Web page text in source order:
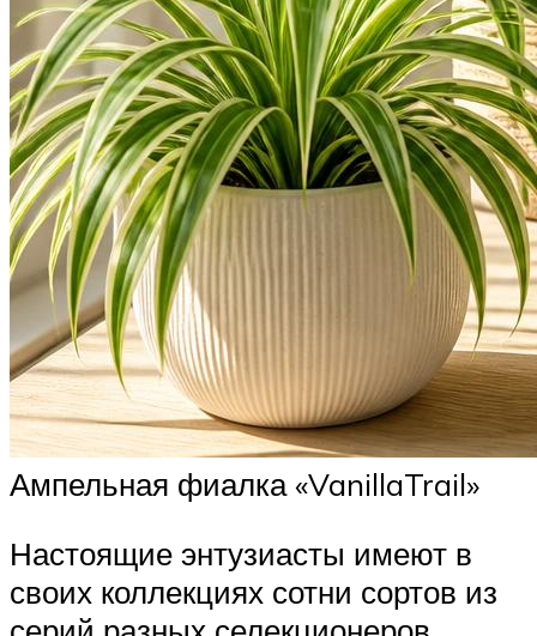
Ампельная фиалка «VanillaTrail»
Настоящие энтузиасты имеют в
своих коллекциях сотни сортов из